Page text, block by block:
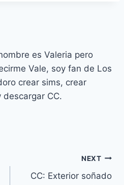
es Valeria pero
Vale, soy fan de Los
crear sims, crear
descargar CC.
NEXT
CC: Exterior soñado